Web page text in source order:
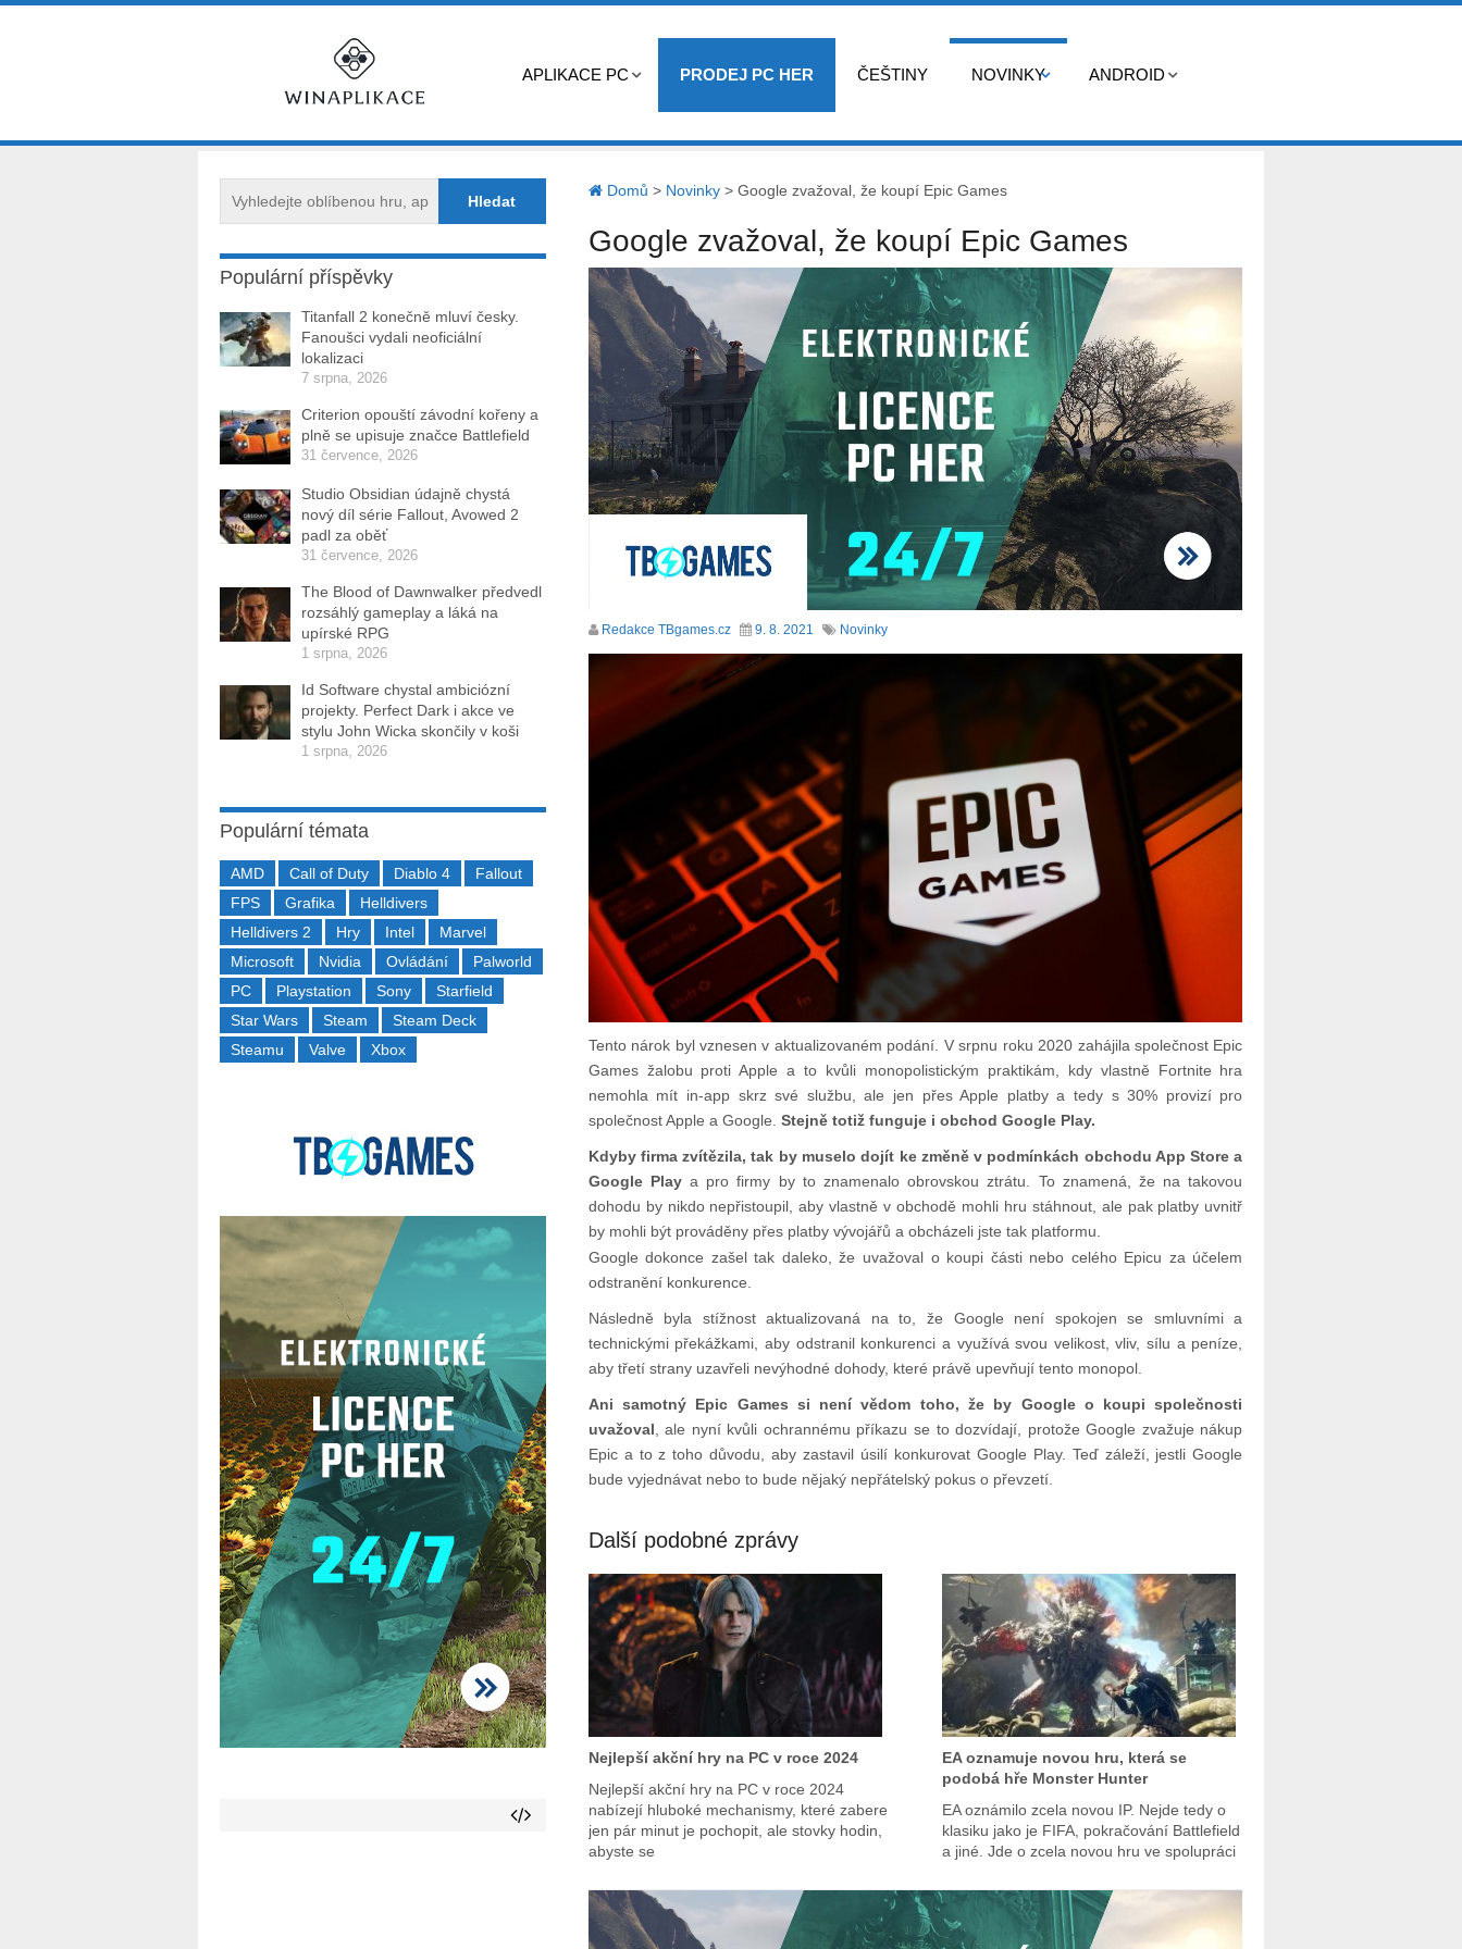
APLIKACE PC PRODEJ PC HER ČEŠTINY NOVINKY ANDROID
Domů > Novinky> Google zvažoval, že koupí Epic Games
Google zvažoval, že koupí Epic Games
Redakce TBgames.cz 9. 8. 2021 Novinky
Tento nárok byl vznesen v aktualizovaném podání. V srpnu roku 2020 zahájila společnost Epic
Games žalobu proti Apple a to kvůli monopolistickým praktikám, kdy vlastně Fortnite hra
nemohla mít in-app skrz své službu, ale jen přes Apple platby a tedy s 30% provizí pro
společnost Apple a Google. Stejně totiž funguje i obchod Google Play.
Kdyby firma zvítězila, tak by muselo dojít ke změně v podmínkách obchodu App Store a
Google Playa pro firmy by to znamenalo obrovskou ztrátu. To znamená, že na takovou
dohodu by nikdo nepřistoupil, aby vlastně v obchodě mohli hru stáhnout, ale pak platby uvnitř
by mohli být prováděny přes platby vývojářů a obcházeli jste tak platformu.
Google dokonce zašel tak daleko, že uvažoval o koupi části nebo celého Epicu za účelem
odstranění konkurence.
Následně byla stížnost aktualizovaná na to, že Google není spokojen se smluvními a
technickými překážkami, aby odstranil konkurenci a využívá svou velikost, vliv, sílu a peníze,
aby třetí strany uzavřeli nevýhodné dohody, které právě upevňují tento monopol.
Ani samotný Epic Games si není vědom toho, že by Google o koupi společnosti
uvažoval , ale nyní kvůli ochrannému příkazu se to dozvídají, protože Google zvažuje nákup
Epic a to z toho důvodu, aby zastavil úsilí konkurovat Google Play. Teď záleží, jestli Google
bude vyjednávat nebo to bude nějaký nepřátelský pokus o převzetí.
Další podobné zprávy
Nejlepší akční hry na PC v roce 2024
Nejlepší akční hry na PC v roce 2024
nabízejí hluboké mechanismy, které zabere
jen pár minut je pochopit, ale stovky hodin,
abyste se
EA oznamuje novou hru, která se
podobá hře Monster Hunter
EA oznámilo zcela novou IP. Nejde tedy o
klasiku jako je FIFA, pokračování Battlefield
a jiné. Jde o zcela novou hru ve spolupráci
Populární příspěvky
Titanfall 2 konečně mluví česky.
Fanoušci vydali neoficiální
lokalizaci
7 srpna, 2026
Criterion opouští závodní kořeny a
plně se upisuje značce Battlefield
31 července, 2026
Studio Obsidian údajně chystá
nový díl série Fallout, Avowed 2
padl za oběť
31 července, 2026
The Blood of Dawnwalker předvedl
rozsáhlý gameplay a láká na
upírské RPG
1 srpna, 2026
Id Software chystal ambiciózní
projekty. Perfect Dark i akce ve
stylu John Wicka skončily v koši
1 srpna, 2026
Populární témata
AMD Call of Duty Diablo 4
Fallout
FPS
Grafika
Helldivers
Helldivers 2
Hry Intel
Marvel
Microsoft
Nvidia Ovládání
Palworld
PC
Playstation Sony
Starfield
Star Wars
Steam
Steam Deck
Steamu
Valve Xbox